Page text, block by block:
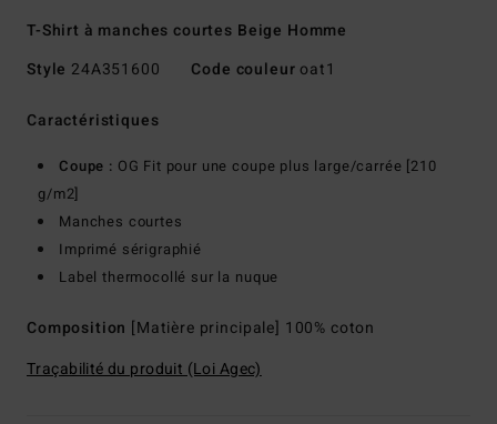
T-Shirt à manches courtes Beige Homme
Style 24A351600 Code couleur oat1
Caractéristiques
Coupe : OG Fit pour une coupe plus large/carrée [210
g/m2]
Manches courtes
Imprimé sérigraphié
Label thermocollé sur la nuque
Composition [Matière principale] 100% coton
Traçabilité du produit (Loi Agec)